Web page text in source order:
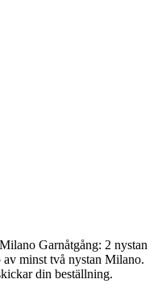
Garnåtgång: 2 nystan
minst två nystan Milano.
din beställning.